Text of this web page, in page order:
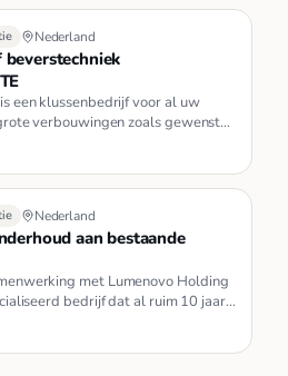
Nederland
een klussenbedrijf voor al uw
verbouwingen zoals gewenst
pu…
Nederland
aan bestaande
met Lumenovo Holding
bedrijf dat al ruim 10 jaar